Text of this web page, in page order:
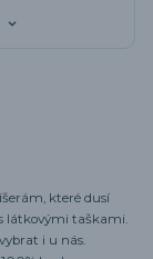
které dusí
látkovými taškami.
i u nás.